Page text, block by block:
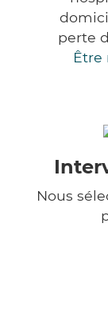
perte
Être
Nous